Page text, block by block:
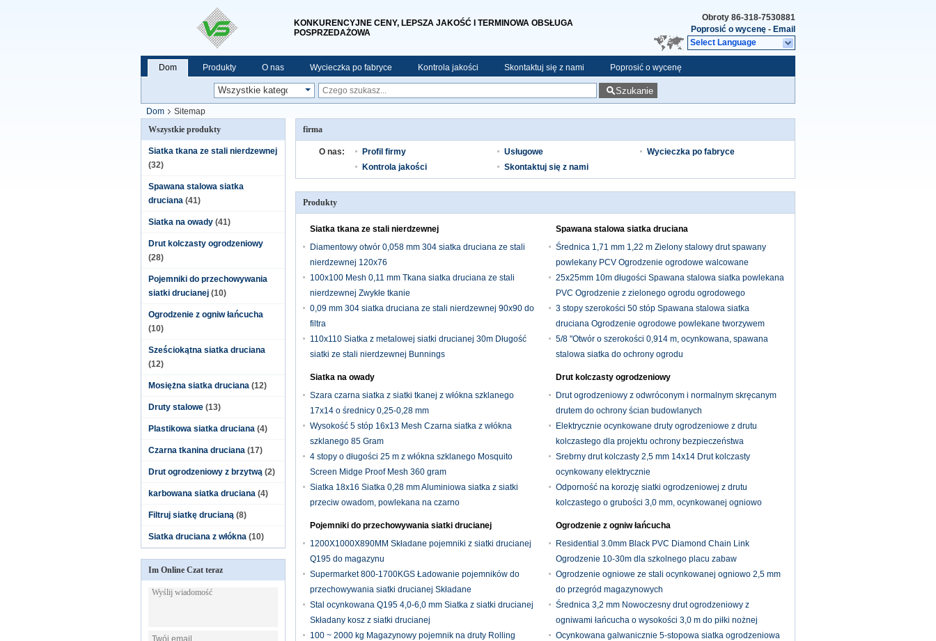
KONKURENCYJNE CENY, LEPSZA JAKOŚĆ I TERMINOWA OBSŁUGA
POSPRZEDAŻOWA
Obroty 86-318-7530881
Poprosić o wycenę - Email
Select Language
Dom Produkty O nas Wycieczka po fabryce Kontrola jakości Skontaktuj się z nami Poprosić o wycenę
Szukanie
Dom
Sitemap
Wszystkie produkty
Siatka tkana ze stali nierdzewnej
(32)
Spawana stalowa siatka
druciana (41)
Siatka na owady (41)
Drut kolczasty ogrodzeniowy
(28)
Pojemniki do przechowywania
siatki drucianej (10)
Ogrodzenie z ogniw łańcucha
(10)
Sześciokątna siatka druciana
(12)
Mosiężna siatka druciana (12)
Druty stalowe (13)
Plastikowa siatka druciana (4)
Czarna tkanina druciana (17)
Drut ogrodzeniowy z brzytwą (2)
karbowana siatka druciana (4)
Filtruj siatkę drucianą (8)
Siatka druciana z włókna (10)
Im Online Czat teraz
firma
O nas: Profil firmy Usługowe
Wycieczka po fabryce
Kontrola jakości
Skontaktuj się z nami
Produkty
Siatka tkana ze stali nierdzewnej
Diamentowy otwór 0,058 mm 304 siatka druciana ze stali
nierdzewnej 120x76
100x100 Mesh 0,11 mm Tkana siatka druciana ze stali
nierdzewnej Zwykłe tkanie
0,09 mm 304 siatka druciana ze stali nierdzewnej 90x90 do
filtra
110x110 Siatka z metalowej siatki drucianej 30m Długość
siatki ze stali nierdzewnej Bunnings
Spawana stalowa siatka druciana
Średnica 1,71 mm 1,22 m Zielony stalowy drut spawany
powlekany PCV Ogrodzenie ogrodowe walcowane
25x25mm 10m długości Spawana stalowa siatka powlekana
PVC Ogrodzenie z zielonego ogrodu ogrodowego
3 stopy szerokości 50 stóp Spawana stalowa siatka
druciana Ogrodzenie ogrodowe powlekane tworzywem
sztucznym
5/8 "Otwór o szerokości 0,914 m, ocynkowana, spawana
stalowa siatka do ochrony ogrodu
Siatka na owady
Szara czarna siatka z siatki tkanej z włókna szklanego
17x14 o średnicy 0,25-0,28 mm
Wysokość 5 stóp 16x13 Mesh Czarna siatka z włókna
szklanego 85 Gram
4 stopy o długości 25 m z włókna szklanego Mosquito
Screen Midge Proof Mesh 360 gram
Siatka 18x16 Siatka 0,28 mm Aluminiowa siatka z siatki
przeciw owadom, powlekana na czarno
Drut kolczasty ogrodzeniowy
Drut ogrodzeniowy z odwróconym i normalnym skręcanym
drutem do ochrony ścian budowlanych
Elektrycznie ocynkowane druty ogrodzeniowe z drutu
kolczastego dla projektu ochrony bezpieczeństwa
Srebrny drut kolczasty 2,5 mm 14x14 Drut kolczasty
ocynkowany elektrycznie
Odporność na korozję siatki ogrodzeniowej z drutu
kolczastego o grubości 3,0 mm, ocynkowanej ogniowo
Pojemniki do przechowywania siatki drucianej
1200X1000X890MM Składane pojemniki z siatki drucianej
Q195 do magazynu
Supermarket 800-1700KGS Ładowanie pojemników do
przechowywania siatki drucianej Składane
Stal ocynkowana Q195 4,0-6,0 mm Siatka z siatki drucianej
Składany kosz z siatki drucianej
100 ~ 2000 kg Magazynowy pojemnik na druty Rolling
Ogrodzenie z ogniw łańcucha
Residential 3.0mm Black PVC Diamond Chain Link
Ogrodzenie 10-30m dla szkolnego placu zabaw
Ogrodzenie ogniowe ze stali ocynkowanej ogniowo 2,5 mm
do przegród magazynowych
Średnica 3,2 mm Nowoczesny drut ogrodzeniowy z
ogniwami łańcucha o wysokości 3,0 m do piłki nożnej
Ocynkowana galwanicznie 5-stopowa siatka ogrodzeniowa